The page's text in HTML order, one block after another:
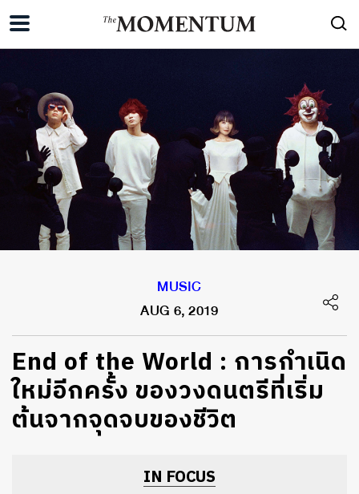
MUSIC
AUG 6, 2019
End of the World : การกำเนิด
ใหม่อีกครั้ง ของวงดนตรีที่เริ่ม
ต้นจากจุดจบของชีวิต
IN FOCUS